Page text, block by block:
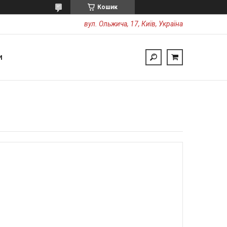
Кошик
вул. Ольжича, 17, Київ, Україна